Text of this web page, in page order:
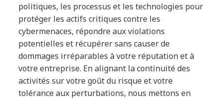
politiques, les processus et les technologies pour
protéger les actifs critiques contre les
cybermenaces, répondre aux violations
potentielles et récupérer sans causer de
dommages irréparables à votre réputation et à
votre entreprise. En alignant la continuité des
activités sur votre goût du risque et votre
tolérance aux perturbations, nous mettons en